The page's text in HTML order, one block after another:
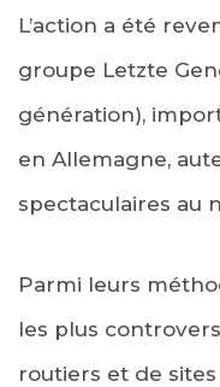
L’action a été
groupe Letzte
génération),
en Allemagne,
spectaculaires au
Parmi leurs
les plus
routiers et de